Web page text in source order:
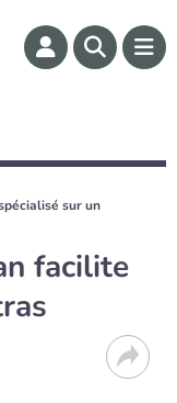
sur un
facilite